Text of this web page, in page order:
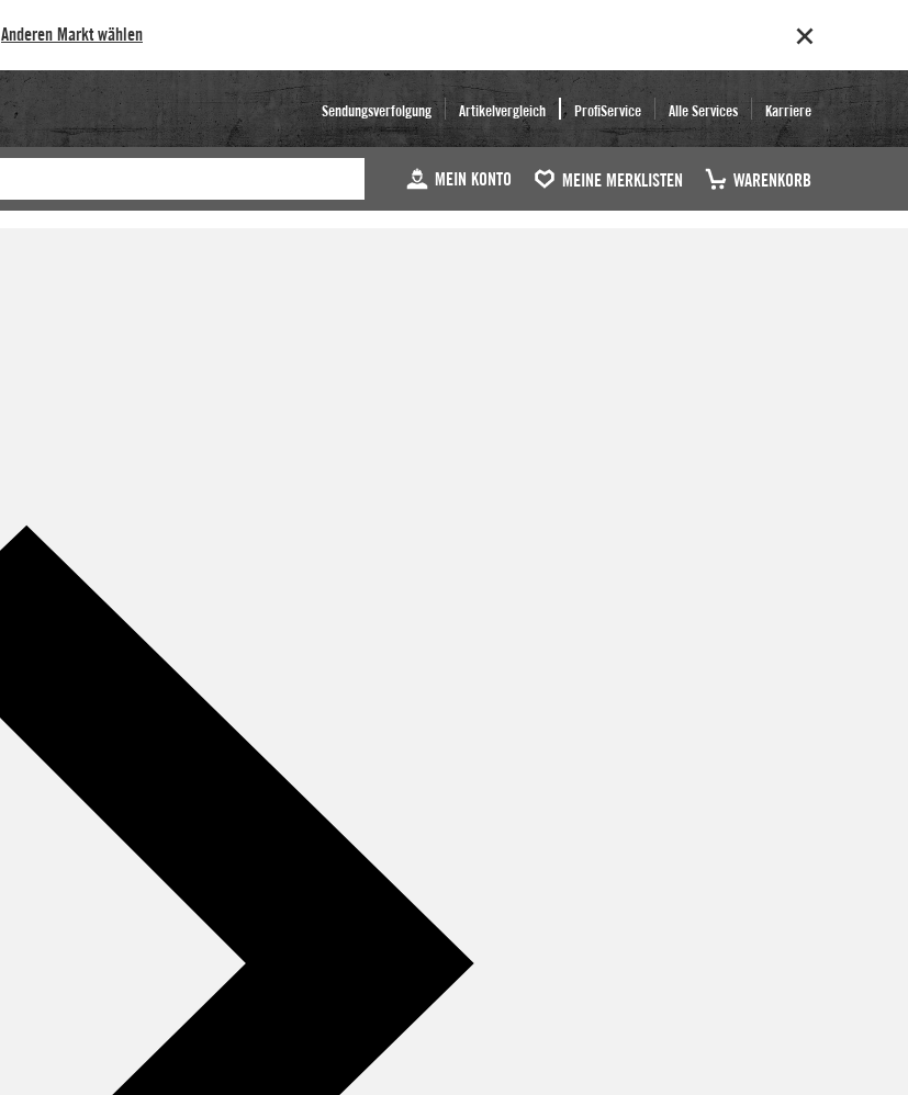
Anderen Markt wählen
Sendungsverfolgung Artikelvergleich ProfiService Alle Services Karriere
MEIN KONTO MEINE MERKLISTEN WARENKORB